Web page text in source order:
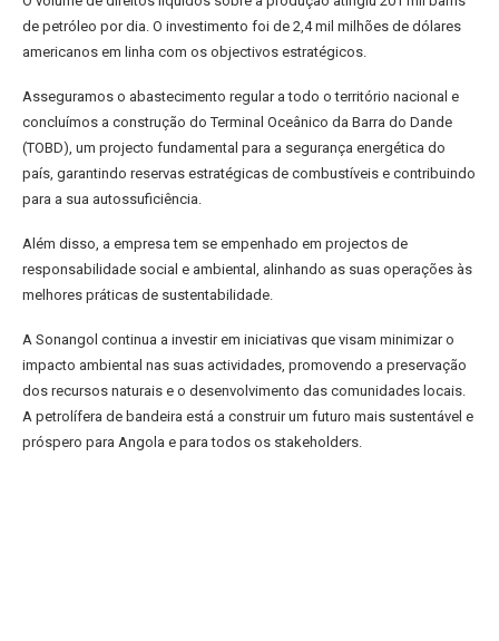
de petróleo por dia. O investimento foi de 2,4 mil milhões de dólares
americanos em linha com os objectivos estratégicos.
Asseguramos o abastecimento regular a todo o território nacional e
concluímos a construção do Terminal Oceânico da Barra do Dande
(TOBD), um projecto fundamental para a segurança energética do
país, garantindo reservas estratégicas de combustíveis e contribuindo
para a sua autossuficiência.
Além disso, a empresa tem se empenhado em projectos de
responsabilidade social e ambiental, alinhando as suas operações às
melhores práticas de sustentabilidade.
A Sonangol continua a investir em iniciativas que visam minimizar o
impacto ambiental nas suas actividades, promovendo a preservação
dos recursos naturais e o desenvolvimento das comunidades locais.
A petrolífera de bandeira está a construir um futuro mais sustentável e
próspero para Angola e para todos os stakeholders.